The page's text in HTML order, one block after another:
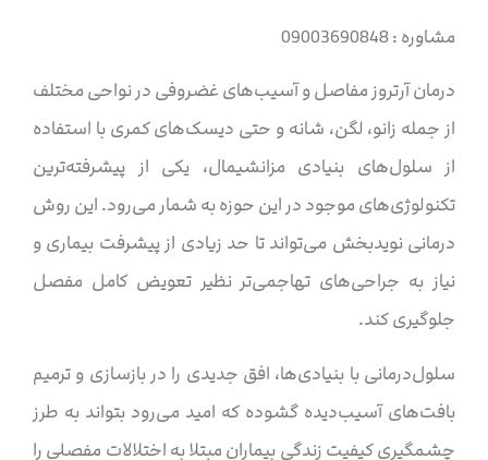
مشاوره : 09003690848
درمان آرتروز مفاصل و آسیب‌های غضروفی در نواحی مختلف
از جمله زانو، لگن، شانه و حتی دیسک‌های کمری با استفاده
از سلول‌های بنیادی مزانشیمال، یکی از پیشرفته‌ترین
تکنولوژی‌های موجود در این حوزه به شمار می‌رود. این روش
درمانی نوید‌بخش می‌تواند تا حد زیادی از پیشرفت بیماری و
نیاز به جراحی‌های تهاجمی‌تر نظیر تعویض کامل مفصل
جلوگیری کند.
سلول‌درمانی با بنیادی‌ها، افق جدیدی را در بازسازی و ترمیم
بافت‌های آسیب‌دیده گشوده که امید می‌رود بتواند به طرز
چشمگیری کیفیت زندگی بیماران مبتلا به اختلالات مفصلی را